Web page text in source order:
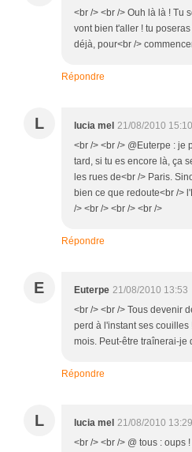
<br /> <br /> Ouh là là ! Tu
vont bien t'aller ! tu
déjà, pour<br />
Répondre
L lucia mel 21/08/2010 15:10
<br /> <br /> @Euterpe : je
tard, si tu es encore là, ça
les rues de<br /> Paris.
bien ce que redoute<br />
/> <br /> <br /> <br />
Répondre
E Euterpe 21/08/2010 13:53
<br /> <br /> Tous devenir
perd à l'instant ses couilles
mois. Peut-être traînerai-je
Répondre
L lucia mel 21/08/2010 13:29
<br /> <br /> @ tous : oups